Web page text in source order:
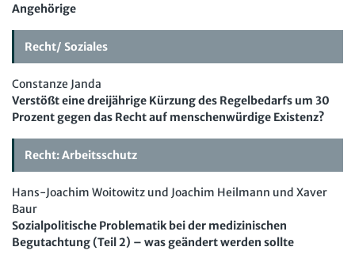
Personalratswissen online
Arbeitszeit online
KI-Praxis Arbeitsrecht online
JAV-Praxis online
Bund SHOP
Abo
mein Bund-Online
Presse Verträge kündigen
Datenschutz
Erklärung zur Barrierefreiheit
Widerruf
Widerrufsrecht
Verlag
Karriere Buchhandel
Angehörige
Recht/ Soziales
Constanze Janda
Verstößt eine dreijährige Kürzung des Regelbedarfs um 30
Prozent gegen das Recht auf menschenwürdige Existenz?
Recht: Arbeitsschutz
Hans-Joachim Woitowitz und Joachim Heilmann und Xaver
Baur
Sozialpolitische Problematik bei der medizinischen
Begutachtung (Teil 2) – was geändert werden sollte